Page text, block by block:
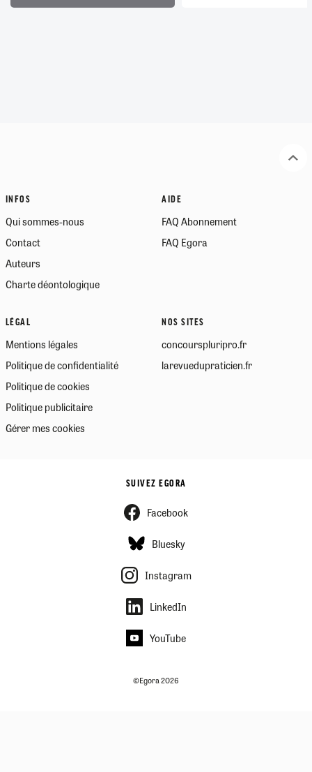
INFOS
Qui sommes-nous
Contact
Auteurs
Charte déontologique
AIDE
FAQ Abonnement
FAQ Egora
LÉGAL
Mentions légales
Politique de confidentialité
Politique de cookies
Politique publicitaire
Gérer mes cookies
NOS SITES
concourspluripro.fr
larevuedupraticien.fr
SUIVEZ EGORA
Facebook
Bluesky
Instagram
LinkedIn
YouTube
©Egora 2026